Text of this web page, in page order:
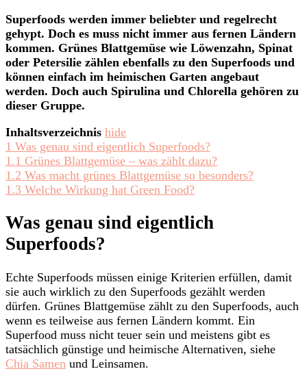
Blattgemüse
ist
heimisches
Superfood
Superfoods werden immer beliebter und regelrecht
gehypt. Doch es muss nicht immer aus fernen Ländern
kommen. Grünes Blattgemüse wie Löwenzahn, Spinat
oder Petersilie zählen ebenfalls zu den Superfoods und
können einfach im heimischen Garten angebaut
werden. Doch auch Spirulina und Chlorella gehören zu
dieser Gruppe.
Inhaltsverzeichnis hide
1 Was genau sind eigentlich Superfoods?
1.1 Grünes Blattgemüse – was zählt dazu?
1.2 Was macht grünes Blattgemüse so besonders?
1.3 Welche Wirkung hat Green Food?
Was genau sind eigentlich
Superfoods?
Echte Superfoods müssen einige Kriterien erfüllen, damit
sie auch wirklich zu den Superfoods gezählt werden
dürfen. Grünes Blattgemüse zählt zu den Superfoods, auch
wenn es teilweise aus fernen Ländern kommt. Ein
Superfood muss nicht teuer sein und meistens gibt es
tatsächlich günstige und heimische Alternativen, siehe
Chia Samen und Leinsamen.